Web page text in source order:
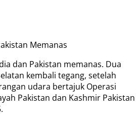
Memanas
dan Pakistan memanas. Dua
kembali tegang, setelah
udara bertajuk Operasi
Pakistan dan Kashmir Pakistan